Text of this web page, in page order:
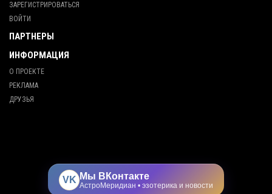
ЗАРЕГИСТРИРОВАТЬСЯ
ВОЙТИ
ПАРТНЕРЫ
ИНФОРМАЦИЯ
О ПРОЕКТЕ
РЕКЛАМА
ДРУЗЬЯ
VK Мы ВКонтакте
АстроМеридиан • эзотерика и новости